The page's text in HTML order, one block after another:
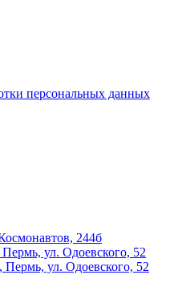
персональных данных
244б
Пермь, ул. Одоевского, 52
Пермь, ул. Одоевского, 52